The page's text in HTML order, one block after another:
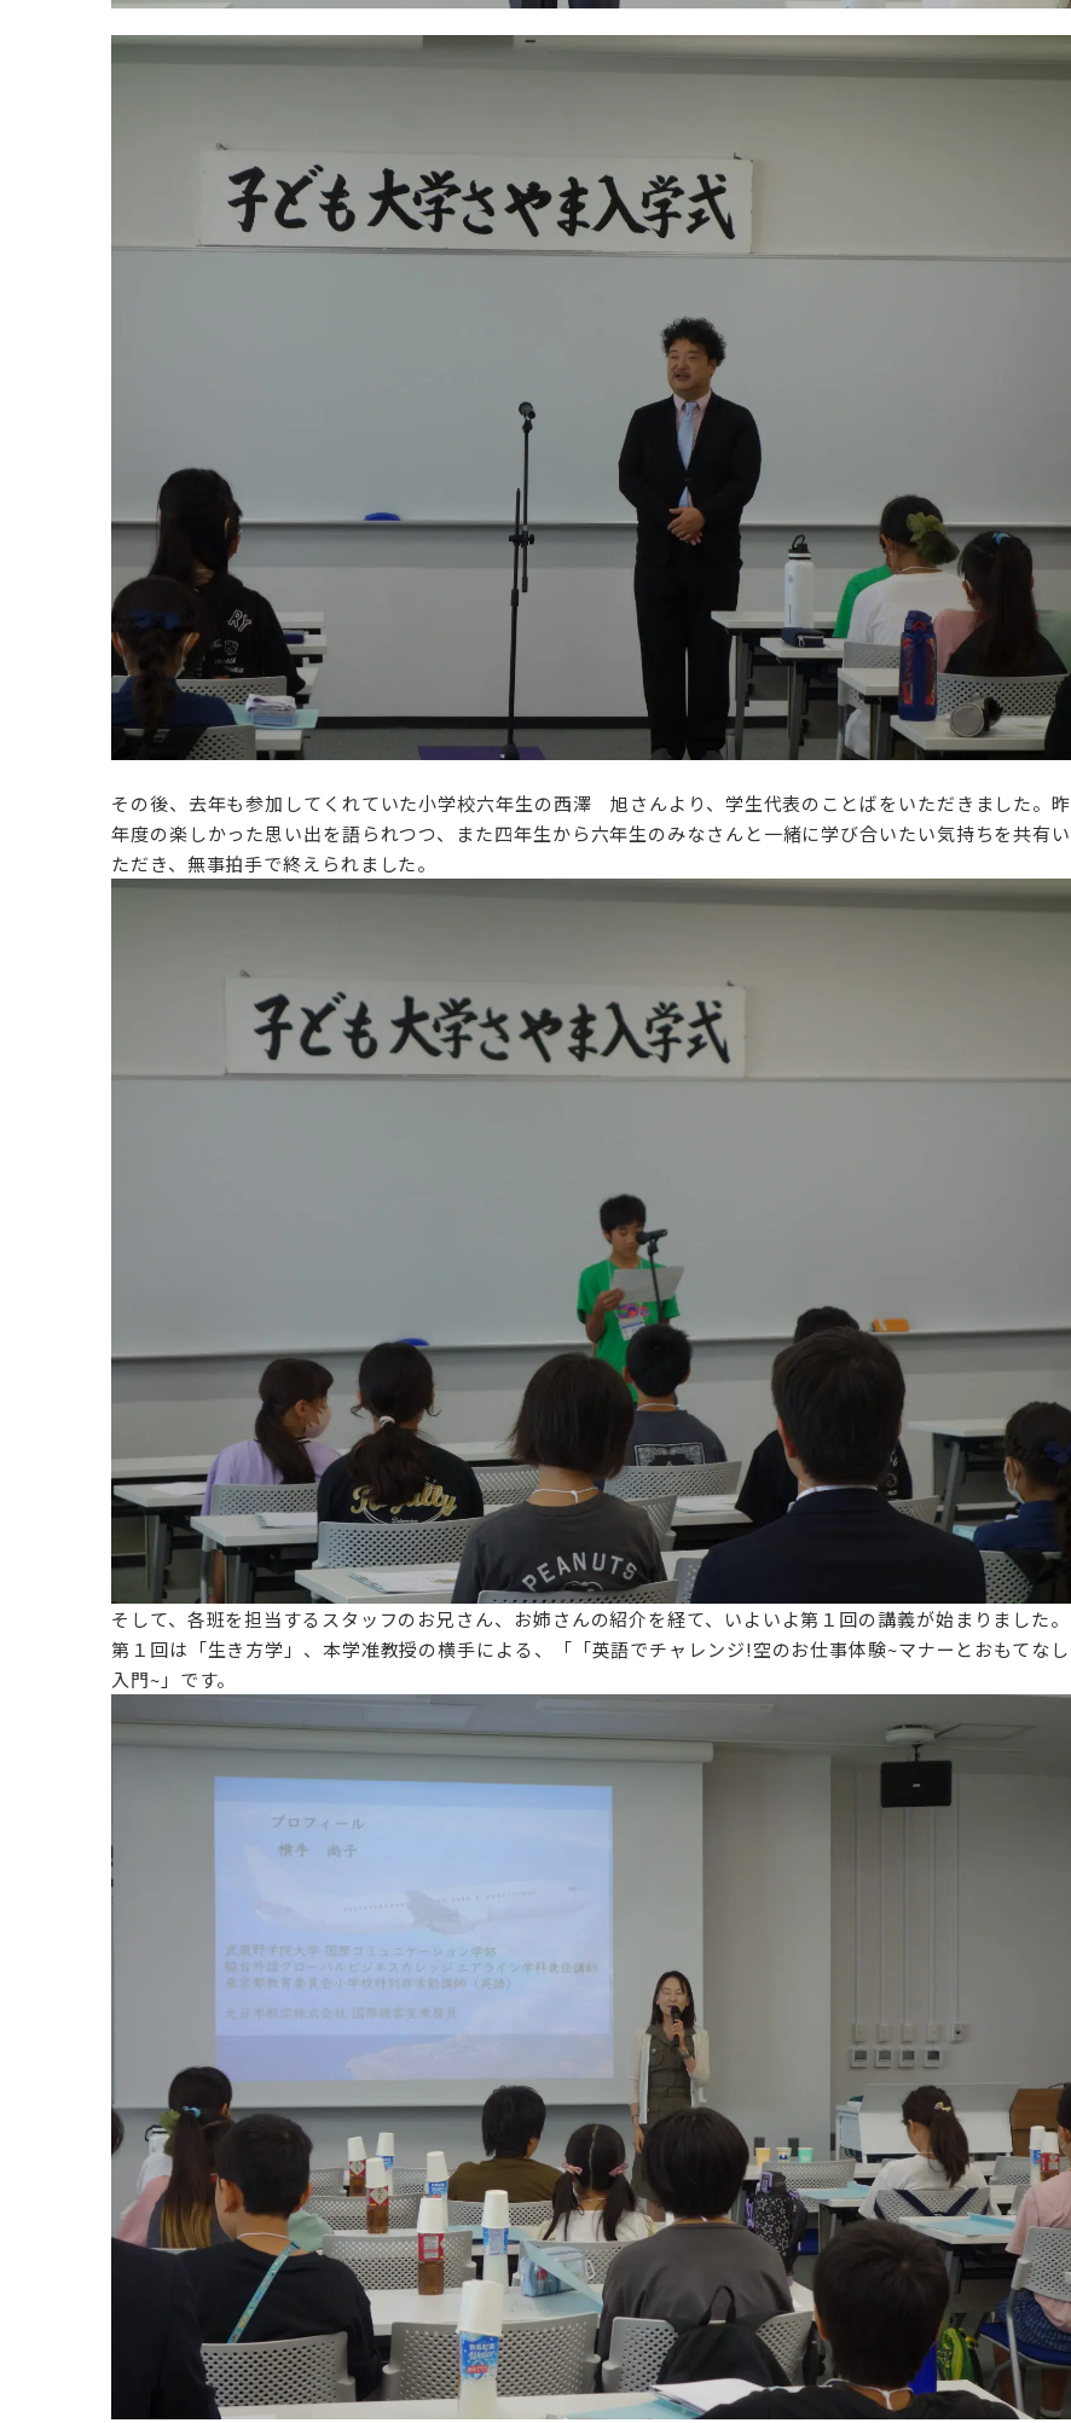
その後、去年も参加してくれていた小学校六年生の西澤 旭さんより、学生代表のことばをいただきました。昨
年度の楽しかった思い出を語られつつ、
また四年生から六年生のみなさんと一緒に学び合いたい気持ちを共有い
ただき、無事拍手で終えられました。
そして、各班を担当するスタッフのお兄さん、 お姉さんの紹介を経て、いよいよ第１回の講義が始まりました。
第１回は「生き方学」、本学准教授の横手による、「「英語でチャレンジ!空のお仕事体験~マナーとおもてなし
入門~」 です。